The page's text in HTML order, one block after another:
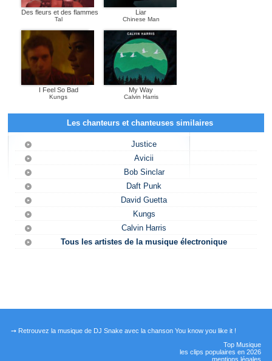
Des fleurs et des flammes
Tal
Liar
Chinese Man
I Feel So Bad
Kungs
My Way
Calvin Harris
Les chanteurs et chanteuses similaires
Justice
Avicii
Bob Sinclar
Daft Punk
David Guetta
Kungs
Calvin Harris
Tous les artistes de la musique électronique
➙ Retrouvez la musique de DJ Snake avec la chanson You know you like it !
Top Musique
les clips populaires en 2026
mentions légales